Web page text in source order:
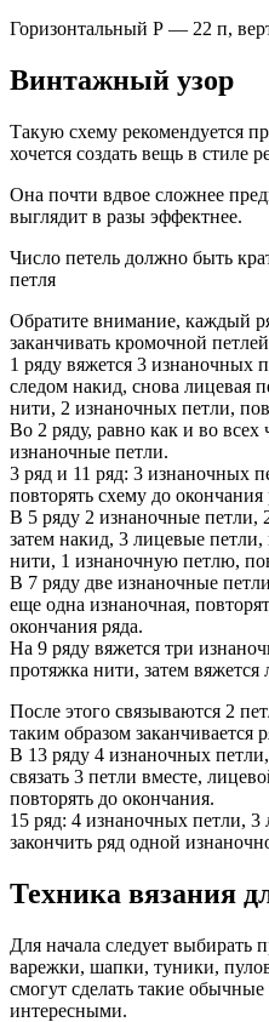
Горизонтальный Р — 22 п,
Винтажный узор
Такую схему рекомендуется
хочется создать вещь в стиле
Она почти вдвое сложнее
выглядит в разы эффектнее.
Число петель должно быть
петля
Обратите внимание, каждый
заканчивать кромочной
1 ряду вяжется 3 изнаночных
следом накид, снова лицевая
нити, 2 изнаночных петли,
Во 2 ряду, равно как и во
изнаночные петли.
3 ряд и 11 ряд: 3 изнаночных
повторять схему до окончания
В 5 ряду 2 изнаночные петли,
затем накид, 3 лицевые
нити, 1 изнаночную петлю,
В 7 ряду две изнаночные
еще одна изнаночная,
окончания ряда.
На 9 ряду вяжется три
протяжка нити, затем вяжется
После этого связываются 2
таким образом заканчивается
В 13 ряду 4 изнаночных
связать 3 петли вместе,
повторять до окончания.
15 ряд: 4 изнаночных петли,
закончить ряд одной
Техника вязания
Для начала следует выбирать
варежки, шапки, туники,
смогут сделать такие
интересными.